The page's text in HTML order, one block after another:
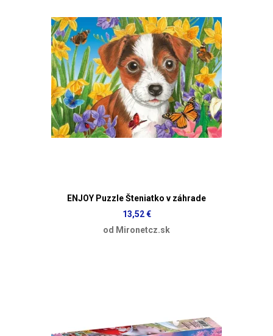
ENJOY Puzzle Šteniatko v záhrade
13,52 €
od Mironetcz.sk